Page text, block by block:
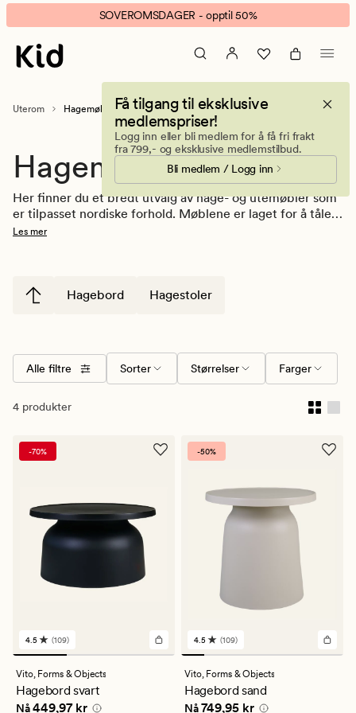
Hagemøbler
–
utemøbler
hage
banner.
Klikk
ESCAPE
SOVEROMSDAGER - opptil 50%
Få tilgang til eksklusive
medlemspriser!
Logg inn eller bli medlem for å få fri frakt
fra 799,- og eksklusive medlemstilbud.
Bli medlem / Logg inn
Uterom Hagemøbler
Hagemøbler
Her finner du et bredt utvalg av hage- og utemøbler som
er tilpasset nordiske forhold. Møblene er laget for å tåle
vær og vind, og utvalget inkluderer hagemøbler,
enkelt å skape et hyggelig uterom.
Les mer
Hagebord Hagestoler
Alle filtre Sorter Størrelser Farger
4 produkter
-70%
109
anmeldelser
med
en
gjennomsnittlig
vurdering
4.5 (109)
Vito, Forms & Objects
Hagebord svart
Nåværende pris
Nå449,97 kr
-50%
109
anmeldelser
med
en
gjennomsnittlig
vurdering
4.5 (109)
Vito, Forms & Objects
Hagebord sand
Nåværende pris
Nå749,95 kr